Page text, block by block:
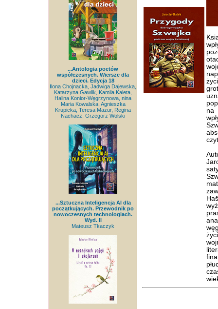
...Antologia poetów
współczesnych. Wiersze dla
dzieci. Edycja 18
Ilona Chojnacka, Jadwiga Dajewska,
Katarzyna Gawlik, Kamila Kaleta,
Halina Konior-Węgrzynowa, nina
Maria Kowalska, Agnieszka
Krupicka, Teresa Mazur, Regina
Nachacz, Grzegorz Wolski
...Sztuczna Inteligencja AI dla
początkujących. Przewodnik po
nowoczesnych technologiach.
Wyd. II
Mateusz Tkaczyk
na